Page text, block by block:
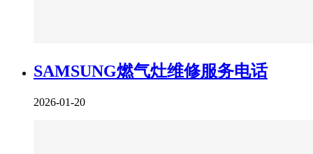
SAMSUNG燃气灶维修服务电话
2026-01-20